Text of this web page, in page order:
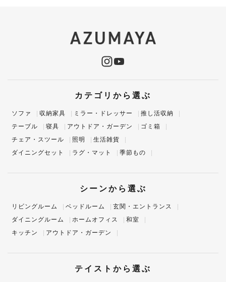
カテゴリから選ぶ
ソファ 収納家具 ミラー・ドレッサー
推し活収納
テーブル
寝具 アウトドア・ガーデン
ゴミ箱
チェア・スツール
照明
生活雑貨
ダイニングセット
ラグ・マット 季節もの
シーンから選ぶ
リビングルーム ベッドルーム
玄関・エントランス
ダイニングルーム
ホームオフィス
和室
キッチン
アウトドア・ガーデン
テイストから選ぶ